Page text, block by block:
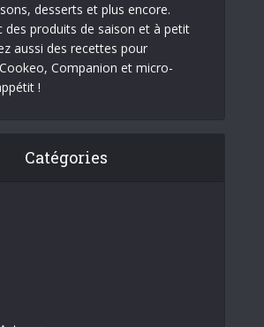
desserts et plus encore.
des produits de saison et à petit
aussi des recettes pour
Companion et micro-
!
Catégories